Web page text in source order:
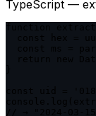
TypeScript —
const ms =